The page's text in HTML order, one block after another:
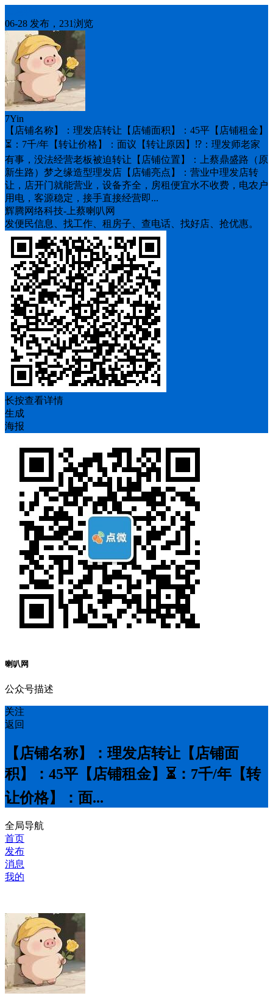
06-28 发布，231浏览
7Yin
【店铺名称】：理发店转让【店铺面积】：45平【店铺租金】
⏳：7千/年【转让价格】：面议【转让原因】⁉️：理发师老家
有事，没法经营老板被迫转让【店铺位置】：上蔡鼎盛路（原
新生路）梦之缘造型理发店【店铺亮点】：营业中理发店转
让，店开门就能营业，设备齐全，房租便宜水不收费，电农户
用电，客源稳定，接手直接经营即...
辉腾网络科技-上蔡喇叭网
发便民信息、找工作、租房子、查电话、找好店、抢优惠。
长按查看详情
生成
海报
喇叭网
公众号描述
关注
返回
【店铺名称】：理发店转让【店铺面
积】：45平【店铺租金】⏳：7千/年【转
让价格】：面...
全局导航
首页
发布
消息
我的